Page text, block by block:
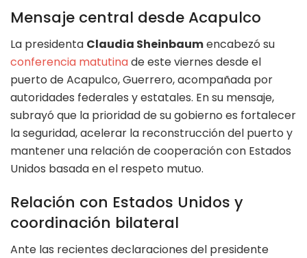
Mensaje central desde Acapulco
La presidenta Claudia Sheinbaumencabezó su
conferencia matutinade este viernes desde el
puerto de Acapulco, Guerrero, acompañada por
autoridades federales y estatales. En su mensaje,
subrayó que la prioridad de su gobierno es fortalecer
la seguridad, acelerar la reconstrucción del puerto y
mantener una relación de cooperación con Estados
Unidos basada en el respeto mutuo.
Relación con Estados Unidos y
coordinación bilateral
Ante las recientes declaraciones del presidente